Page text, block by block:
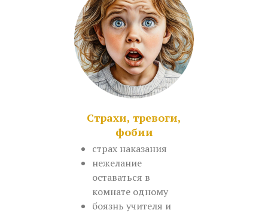
Страхи, тревоги,
фобии
страх наказания
нежелание
оставаться в
комнате одному
боязнь учителя и